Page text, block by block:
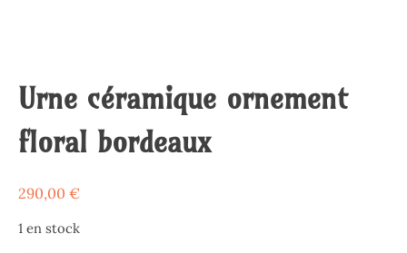
Urne céramique ornement
floral bordeaux
290,00 €
1 en stock